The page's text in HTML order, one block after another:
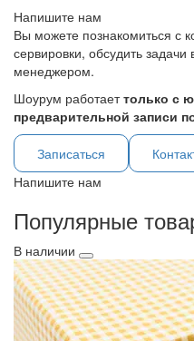
Напишите нам
Вы можете познакомиться с
сервировки, обсудить
менеджером.
Шоурум работаеттолько с
предварительной записи
Записаться
Напишите нам
Популярные
В наличии